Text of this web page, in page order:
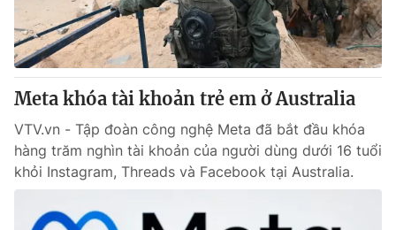
Meta khóa tài khoản trẻ em ở Australia
VTV.vn - Tập đoàn công nghệ Meta đã bắt đầu khóa
hàng trăm nghìn tài khoản của người dùng dưới 16 tuổi
khỏi Instagram, Threads và Facebook tại Australia.